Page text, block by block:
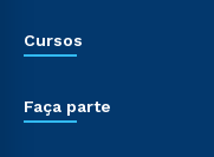
Cursos
Faça parte